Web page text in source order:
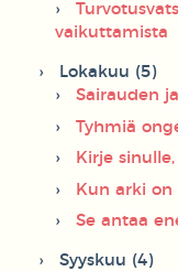
vaikuttamista
Lokakuu (5)
Sairauden
Tyhmiä
Kirje
Kun arki on
Se antaa
Syyskuu (4)